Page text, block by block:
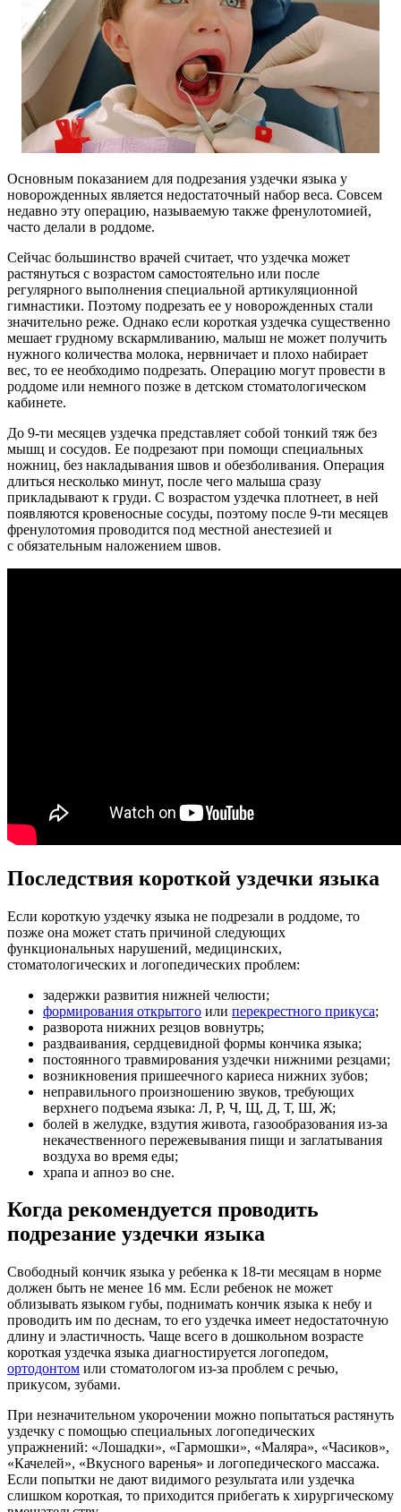
Основным показанием для подрезания уздечки языка у
новорожденных является недостаточный набор веса. Совсем
недавно эту операцию, называемую также френулотомией,
часто делали в роддоме.
Сейчас большинство врачей считает, что уздечка может
растянуться с возрастом самостоятельно или после
регулярного выполнения специальной артикуляционной
гимнастики. Поэтому подрезать ее у новорожденных стали
значительно реже. Однако если короткая уздечка существенно
мешает грудному вскармливанию, малыш не может получить
нужного количества молока, нервничает и плохо набирает
вес, то ее необходимо подрезать. Операцию могут провести в
роддоме или немного позже в детском стоматологическом
кабинете.
До 9-ти месяцев уздечка представляет собой тонкий тяж без
мышц и сосудов. Ее подрезают при помощи специальных
ножниц, без накладывания швов и обезболивания. Операция
длиться несколько минут, после чего малыша сразу
прикладывают к груди. С возрастом уздечка плотнеет, в ней
появляются кровеносные сосуды, поэтому после 9-ти месяцев
френулотомия проводится под местной анестезией и
с обязательным наложением швов.
Последствия короткой уздечки языка
Если короткую уздечку языка не подрезали в роддоме, то
позже она может стать причиной следующих
функциональных нарушений, медицинских,
стоматологических и логопедических проблем:
задержки развития нижней челюсти;
формирования открытого или перекрестного прикуса;
разворота нижних резцов вовнутрь;
раздваивания, сердцевидной формы кончика языка;
постоянного травмирования уздечки нижними резцами;
возникновения пришеечного кариеса нижних зубов;
неправильного произношению звуков, требующих
верхнего подъема языка: Л, Р, Ч, Щ, Д, Т, Ш, Ж;
болей в желудке, вздутия живота, газообразования из-за
некачественного пережевывания пищи и заглатывания
воздуха во время еды;
храпа и апноэ во сне.
Когда рекомендуется проводить
подрезание уздечки языка
Свободный кончик языка у ребенка к 18-ти месяцам в норме
должен быть не менее 16 мм. Если ребенок не может
облизывать языком губы, поднимать кончик языка к небу и
проводить им по деснам, то его уздечка имеет недостаточную
длину и эластичность. Чаще всего в дошкольном возрасте
короткая уздечка языка диагностируется логопедом,
ортодонтом или стоматологом из-за проблем с речью,
прикусом, зубами.
При незначительном укорочении можно попытаться растянуть
уздечку с помощью специальных логопедических
упражнений: «Лошадки», «Гармошки», «Маляра», «Часиков»,
«Качелей», «Вкусного варенья» и логопедического массажа.
Если попытки не дают видимого результата или уздечка
слишком короткая, то приходится прибегать к хирургическому